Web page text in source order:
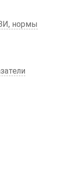
нормы